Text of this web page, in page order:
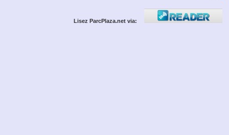
Lisez ParcPlaza.net via: